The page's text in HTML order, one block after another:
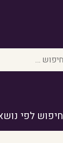
חיפוש לפי